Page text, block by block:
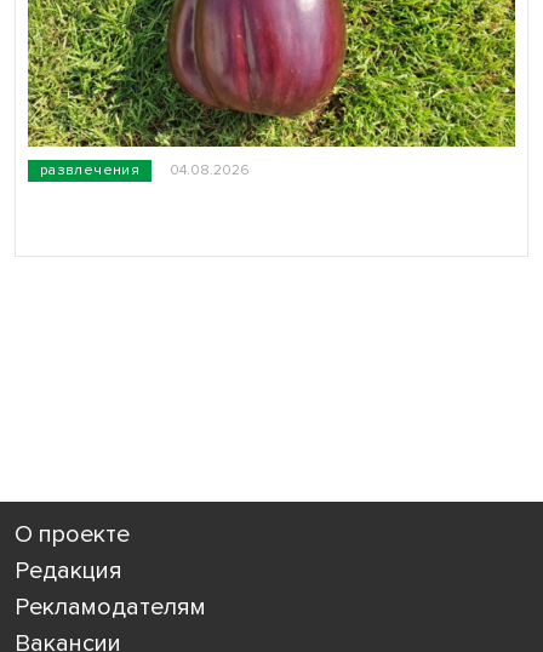
развлечения 04.08.2026
О проекте
Редакция
Рекламодателям
Вакансии